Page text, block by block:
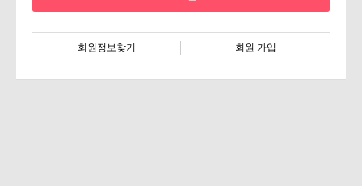
회원정보찾기 회원 가입